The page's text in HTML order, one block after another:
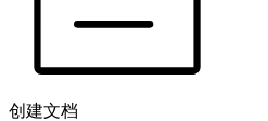
创建文档